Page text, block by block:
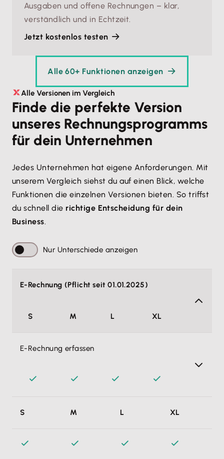
Ausgaben und offene Rechnungen – klar,
verständlich und in Echtzeit.
Jetzt kostenlos testen
Alle 60+ Funktionen anzeigen
Alle Versionen im Vergleich
Finde die perfekte Version
unseres Rechnungsprogramms
für dein Unternehmen
Jedes Unternehmen hat eigene Anforderungen. Mit
unserem Vergleich siehst du auf einen Blick, welche
Funktionen die einzelnen Versionen bieten. So triffst
du schnell die richtige Entscheidung für dein
Business.
Nur Unterschiede anzeigen
E-Rechnung (Pflicht seit 01.01.2025)
S M L XL
E-Rechnung erfassen
Datensatz erfassen. Damit erfüllst du die seit 01.01.2025
S M L XL